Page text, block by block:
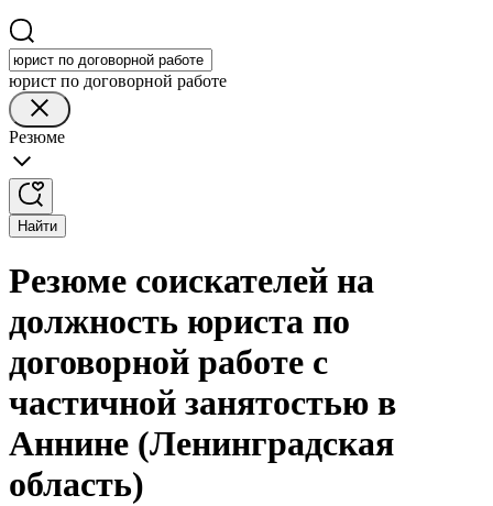
юрист по договорной работе
Резюме
Найти
Резюме соискателей на
должность юриста по
договорной работе с
частичной занятостью в
Аннине (Ленинградская
область)